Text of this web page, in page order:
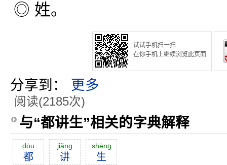
◎ 姓。
试试手机扫一扫
在你手机上继续浏览此页面
分享到： 更多
阅读(2185次)
与“都讲生”相关的字典解释
dōu
都
jiăng
讲
shēng
生